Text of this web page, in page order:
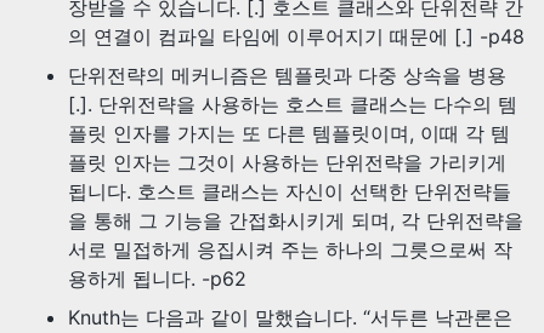
장받을 수 있습니다. [.] 호스트 클래스와 단위전략 간
의 연결이 컴파일 타임에 이루어지기 때문에 [.] -p48
단위전략의 메커니즘은 템플릿과 다중 상속을 병용
[.]. 단위전략을 사용하는 호스트 클래스는 다수의 템
플릿 인자를 가지는 또 다른 템플릿이며, 이때 각 템
플릿 인자는 그것이 사용하는 단위전략을 가리키게
됩니다. 호스트 클래스는 자신이 선택한 단위전략들
을 통해 그 기능을 간접화시키게 되며, 각 단위전략을
서로 밀접하게 응집시켜 주는 하나의 그릇으로써 작
용하게 됩니다. -p62
Knuth는 다음과 같이 말했습니다. “서두른 낙관론은